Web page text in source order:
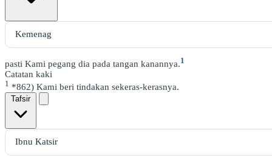
pasti Kami pegang dia pada tangan kanannya.1
Catatan kaki
1 *862) Kami beri tindakan sekeras-kerasnya.
Tafsir